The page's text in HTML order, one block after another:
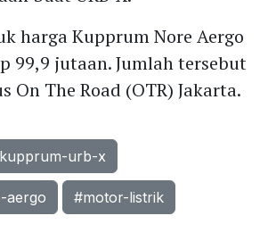
harga Kupprum Nore Aergo
99,9 jutaan. Jumlah tersebut
On The Road (OTR) Jakarta.
urb-x
aergo #motor-listrik